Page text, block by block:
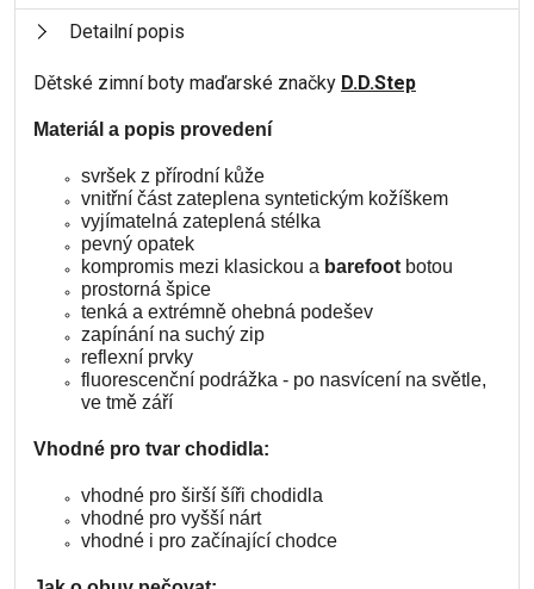
Detailní popis
Dětské zimní boty maďarské značky D.D.Step
Materiál a popis provedení
svršek z přírodní kůže
vnitřní část zateplena syntetickým kožíškem
vyjímatelná zateplená stélka
pevný opatek
kompromis mezi klasickou a barefoot botou
prostorná špice
tenká a extrémně ohebná podešev
zapínání na suchý zip
reflexní prvky
fluorescenční podrážka - po nasvícení na světle,
ve tmě září
Vhodné pro tvar chodidla:
vhodné pro širší šíři chodidla
vhodné pro vyšší nárt
vhodné i pro začínající chodce